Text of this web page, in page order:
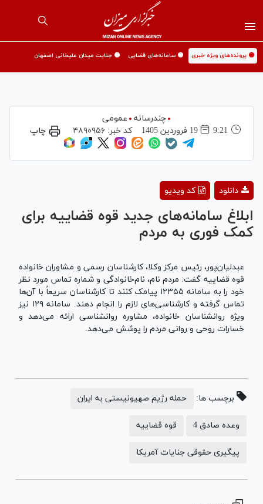
🟡 پرونده‌های ویژه خبری 🟡 سامانه‌های قضایی 🟡 جنایت میدان علیخانی اصفهان
چندرسانه
عمومی
9:21
19 فروردين 1405 کد خبر:۴۸۹۰۹۵۶ چاپ
Video
کد ویدیو دانلود
ابلاغ سامانه‌های جدید قوه قضاییه برای
کمک فوری به مردم
عبدلیان‌پور، رئیس مرکز وکلا، کارشناسان رسمی و مشاوران خانواده
قوه قضاییه گفت: مردم نام، نام‌خانوادگی و شماره تماس مورد نظر
خود را به سامانه ۱۲۳۵۵ پیامک کنند تا کارشناسان سریعاً با آن‌ها
تماس گرفته و کارشناسی‌های لازم را انجام دهند. سامانه ۱۲۹ نیز
ویژه روانشناسان خانواده، مشاوره روانشناسی ارائه می‌دهد و
خسارات روحی و روانی مردم را پوشش می‌دهد.
برچسب ها: حمله رژیم صهیونیستی به ایران
وعده صادق 4 قوه قضاییه
پیگیری حقوقی جنایات آمریکا